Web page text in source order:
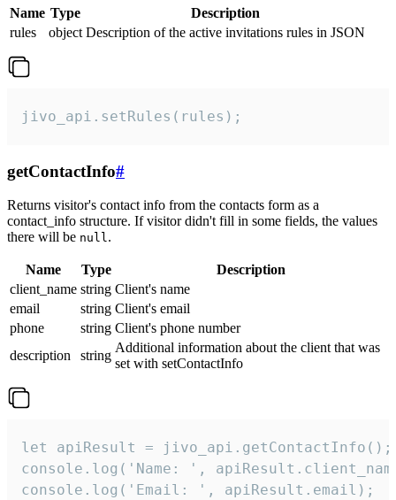
Name Type
Description
rules
object Description of the active invitations rules in JSON
jivo_api.setRules(rules);
getContactInfo#
Returns visitor's contact info from the contacts form as a
contact_info structure. If visitor didn't fill in some fields, the values
there will be null.
Name Type
Description
client_name string Client's name
email
string Client's email
phone
string Client's phone number
description
string
Additional information about the client that was
set with setContactInfo
let apiResult = jivo_api.getContactInfo();
console.log('Name: ',
console.log('Email: ', apiResult.email);